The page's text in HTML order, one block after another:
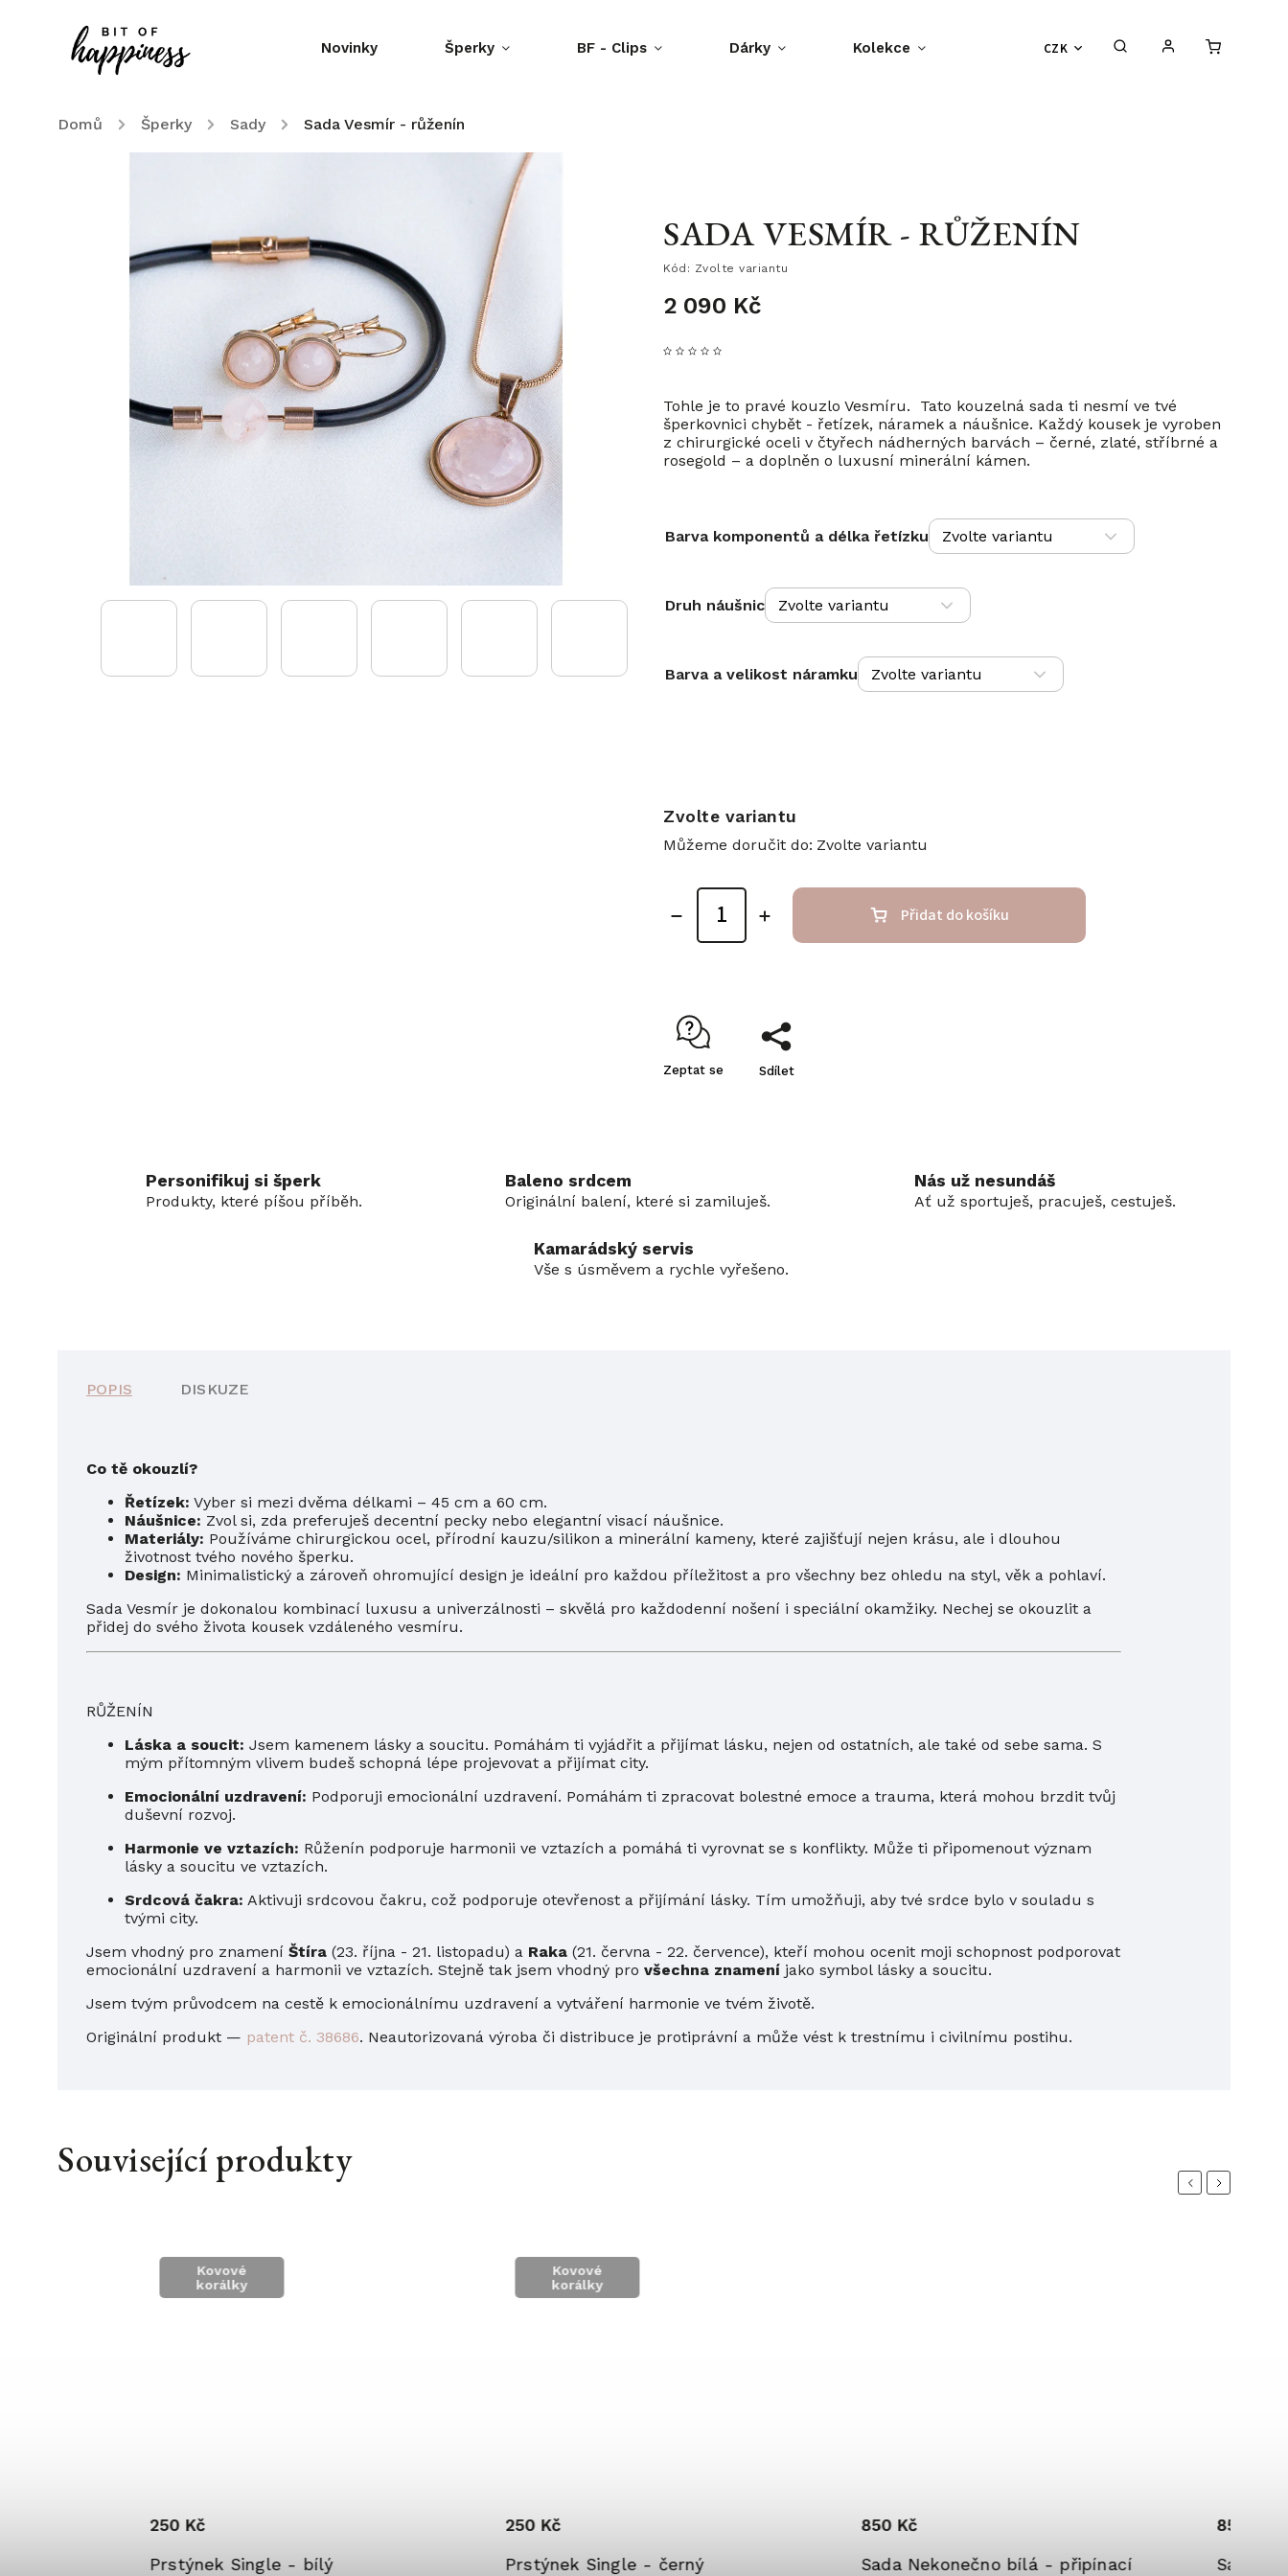
CZK
Novinky Šperky BF - Clips Dárky Kolekce Příběh BF-Clips O nás
Domů / Šperky / Sady / Sada Vesmír - růženín
SADA VESMÍR - RŮŽENÍN
Kód: Zvolte variantu
2 090 Kč
Tohle je to pravé kouzlo Vesmíru. Tato kouzelná sada ti nesmí ve tvé
šperkovnici chybět - řetízek, náramek a náušnice. Každý kousek je vyroben
z chirurgické oceli v čtyřech nádherných barvách – černé, zlaté, stříbrné a
rosegold – a doplněn o luxusní minerální kámen.
Barva komponentů a délka řetízku
Druh náušnic
Barva a velikost náramku
Zvolte variantu
Můžeme doručit do: Zvolte variantu
Přidat do košíku
Zeptat se Sdílet
Personifikuj si šperk
Produkty, které píšou příběh.
Baleno srdcem
Originální balení, které si zamiluješ.
Nás už nesundáš
Ať už sportuješ, pracuješ, cestuješ.
Kamarádský servis
Vše s úsměvem a rychle vyřešeno.
POPIS DISKUZE
Co tě okouzlí?
Řetízek: Vyber si mezi dvěma délkami – 45 cm a 60 cm.
Náušnice: Zvol si, zda preferuješ decentní pecky nebo elegantní visací náušnice.
Materiály: Používáme chirurgickou ocel, přírodní kauzu/silikon a minerální kameny, které zajišťují nejen krásu, ale i dlouhou
životnost tvého nového šperku.
Design: Minimalistický a zároveň ohromující design je ideální pro každou příležitost a pro všechny bez ohledu na styl, věk a pohlaví.
Sada Vesmír je dokonalou kombinací luxusu a univerzálnosti – skvělá pro každodenní nošení i speciální okamžiky. Nechej se okouzlit a
přidej do svého života kousek vzdáleného vesmíru.
RŮŽENÍN
Láska a soucit: Jsem kamenem lásky a soucitu. Pomáhám ti vyjádřit a přijímat lásku, nejen od ostatních, ale také od sebe sama. S
mým přítomným vlivem budeš schopná lépe projevovat a přijímat city.
Emocionální uzdravení: Podporuji emocionální uzdravení. Pomáhám ti zpracovat bolestné emoce a trauma, která mohou brzdit tvůj
duševní rozvoj.
Harmonie ve vztazích: Růženín podporuje harmonii ve vztazích a pomáhá ti vyrovnat se s konflikty. Může ti připomenout význam
lásky a soucitu ve vztazích.
Srdcová čakra: Aktivuji srdcovou čakru, což podporuje otevřenost a přijímání lásky. Tím umožňuji, aby tvé srdce bylo v souladu s
tvými city.
Jsem vhodný pro znamení Štíra (23. října - 21. listopadu) a Raka (21. června - 22. července), kteří mohou ocenit moji schopnost podporovat
emocionální uzdravení a harmonii ve vztazích. Stejně tak jsem vhodný pro všechna znamení jako symbol lásky a soucitu.
Jsem tvým průvodcem na cestě k emocionálnímu uzdravení a vytváření harmonie ve tvém životě.
Originální produkt — patent č. 38686. Neautorizovaná výroba či distribuce je protiprávní a může vést k trestnímu i civilnímu postihu.
Související produkty
Previous
Prstýnek Single - bílý Prstýnek Single - černý Sada Nekonečno bílá - připínací Sada
Next